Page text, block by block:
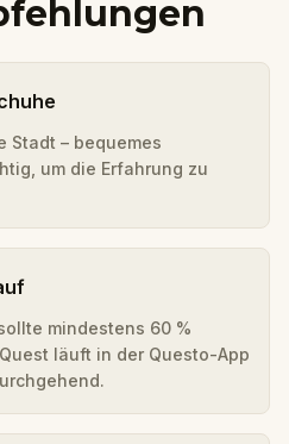
Stadt – bequemes
um die Erfahrung zu
mindestens 60 %
läuft in der Questo-App